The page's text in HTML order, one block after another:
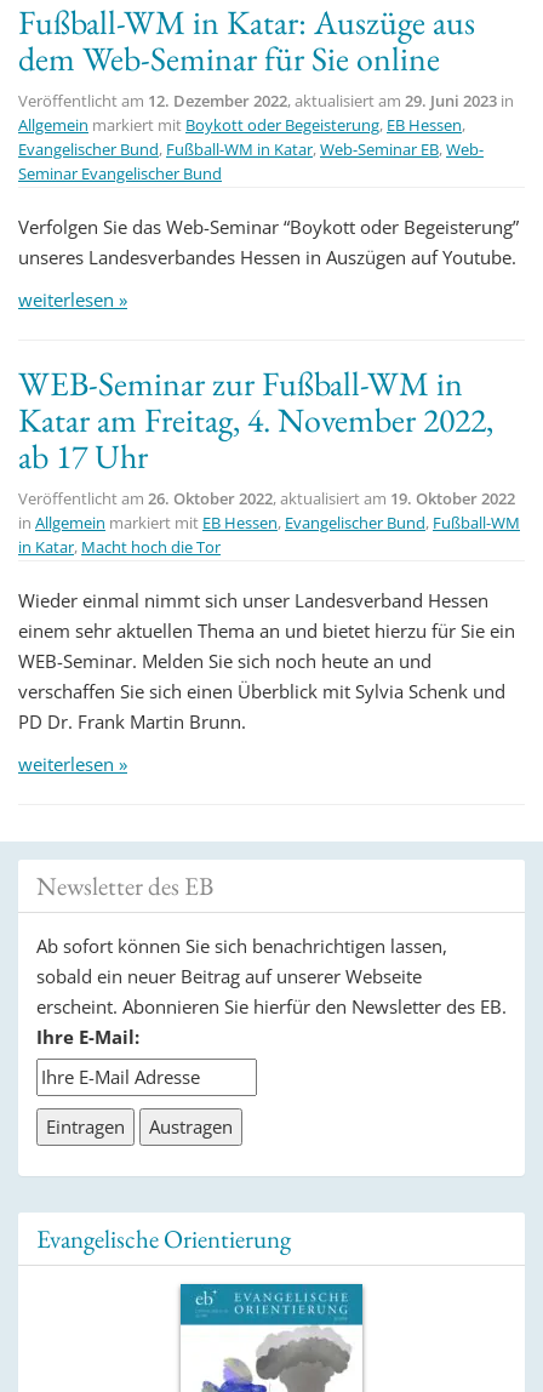
o
Fußball-WM in Katar: Auszüge aus
dem Web-Seminar für Sie online
Veröffentlicht am 12. Dezember 2022, aktualisiert am 29. Juni 2023 in
Allgemein markiert mit Boykott oder Begeisterung, EB Hessen,
Evangelischer Bund, Fußball-WM in Katar,Web-Seminar EB,Web-
Seminar Evangelischer Bund
Verfolgen Sie das Web-Seminar “Boykott oder Begeisterung”
unseres Landesverbandes Hessen in Auszügen auf Youtube.
weiterlesen »
WEB-Seminar zur Fußball-WM in
Katar am Freitag, 4. November 2022,
ab 17 Uhr
Veröffentlicht am 26. Oktober 2022, aktualisiert am 19. Oktober 2022
in Allgemein markiert mit EB Hessen, Evangelischer Bund, Fußball-WM
in Katar, Macht hoch die Tor
Wieder einmal nimmt sich unser Landesverband Hessen
einem sehr aktuellen Thema an und bietet hierzu für Sie ein
WEB-Seminar. Melden Sie sich noch heute an und
verschaffen Sie sich einen Überblick mit Sylvia Schenk und
PD Dr. Frank Martin Brunn.
weiterlesen »
Newsletter des EB
Ab sofort können Sie sich benachrichtigen lassen,
sobald ein neuer Beitrag auf unserer Webseite
erscheint. Abonnieren Sie hierfür den Newsletter des EB.
Ihre E-Mail:
Evangelische Orientierung